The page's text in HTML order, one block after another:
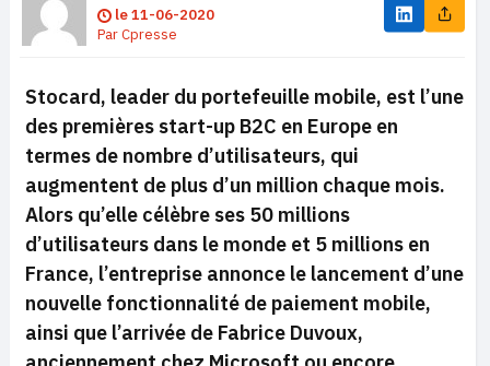
le11-06-2020
ParCpresse
Stocard, leader du portefeuille mobile, est l’une
des premières start-up B2C en Europe en
termes de nombre d’utilisateurs, qui
augmentent de plus d’un million chaque mois.
Alors qu’elle célèbre ses 50 millions
d’utilisateurs dans le monde et 5 millions en
France, l’entreprise annonce le lancement d’une
nouvelle fonctionnalité de paiement mobile,
ainsi que l’arrivée de Fabrice Duvoux,